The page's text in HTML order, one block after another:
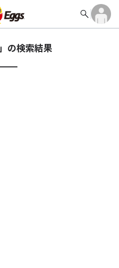
search
」の検索結果